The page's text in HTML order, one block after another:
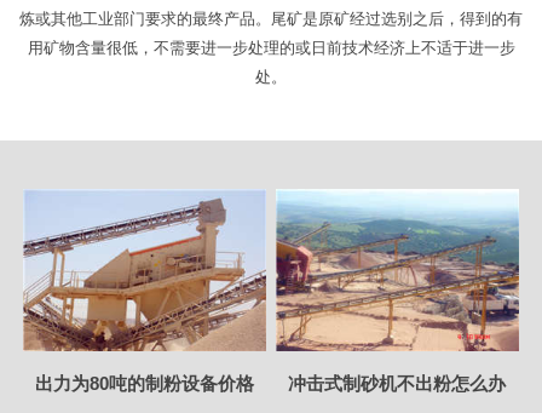
炼或其他工业部门要求的最终产品。尾矿是原矿经过选别之后，得到的有
用矿物含量很低，不需要进一步处理的或日前技术经济上不适于进一步
处。
出力为80吨的制粉设备价格 冲击式制砂机不出粉怎么办